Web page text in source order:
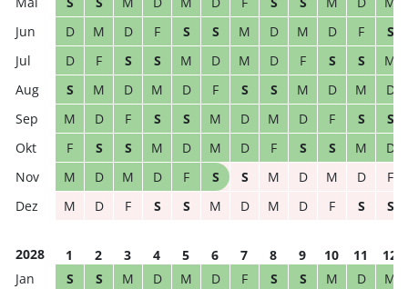
D
M D F S S M D M D F
S
D
F S S M D M D F S S
M
S
M D M D F S S M D M
D
M
D F S S M D M D F S
S
F
S S M D M D F S S M
D
M
D M D F S S M D M D
F
M
D F S S M D M D F S S
2028 1 2 3 4 5 6 7 8 9 10 11
12
S
S M D M D F S S M D M